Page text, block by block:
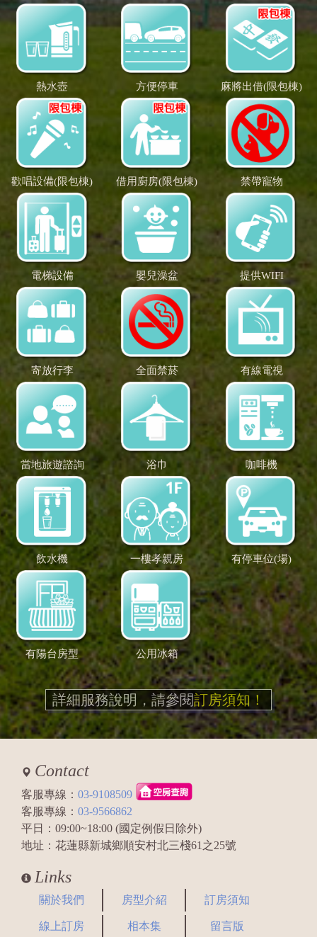
熱水壺 方便停車 麻將出借(限包棟)
歡唱設備(限包棟) 借用廚房(限包棟) 禁帶寵物
電梯設備 嬰兒澡盆 提供WIFI
寄放行李 全面禁菸 有線電視
當地旅遊諮詢 浴巾 咖啡機
飲水機 一樓孝親房 有停車位(場)
有陽台房型 公用冰箱
詳細服務說明，請參閱訂房須知！
Contact
客服專線： 03-9108509
客服專線： 03-9566862
平日：09:00~18:00 (國定例假日除外)
地址：花蓮縣新城鄉順安村北三棧61之25號
Links
關於我們 房型介紹 訂房須知
線上訂房 相本集 留言版